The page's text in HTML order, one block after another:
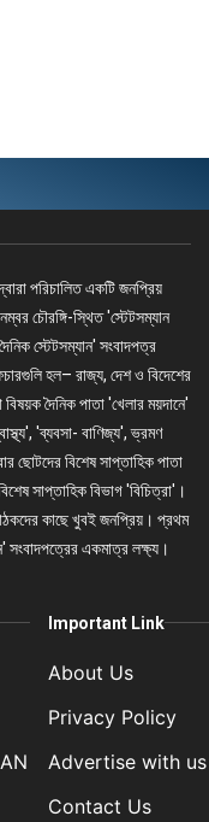
পরিচালিত একটি জনপ্রিয়
চৌরঙ্গি-স্থিত 'স্টেটসম্যান
স্টেটসম্যান' সংবাদপত্র
হল– রাজ্য, দেশ ও বিদেশের
দৈনিক পাতা 'খেলার ময়দানে'
'ব্যবসা- বাণিজ্য', ভ্রমণ
ছোটদের বিশেষ সাপ্তাহিক পাতা
সাপ্তাহিক বিভাগ 'বিচিত্রা'।
কাছে খুবই জনপ্রিয়। প্রথম
সংবাদপত্রের একমাত্র লক্ষ্য।
Important Link
About Us
Privacy Policy
Advertise with us
Contact Us